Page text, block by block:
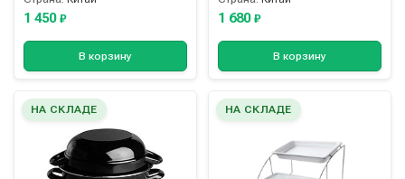
1 450 ₽
В корзину
1 680 ₽
В корзину
НА СКЛАДЕ НА СКЛАДЕ